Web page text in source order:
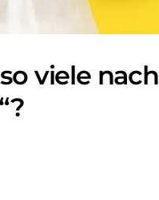
viele nach